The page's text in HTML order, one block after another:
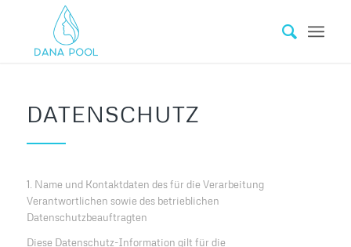
DATENSCHUTZ
1. Name und Kontaktdaten des für die Verarbeitung
Verantwortlichen sowie des betrieblichen
Datenschutzbeauftragten
Diese Datenschutz-Information gilt für die